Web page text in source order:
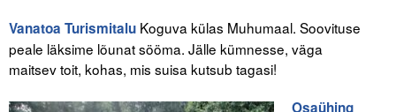
Vanatoa Turismitalu Koguva külas Muhumaal. Soovituse
peale läksime lõunat sööma. Jälle kümnesse, väga
maitsev toit, kohas, mis suisa kutsub tagasi!
Osaühing